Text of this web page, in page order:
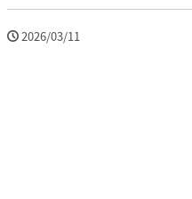
2026/03/11